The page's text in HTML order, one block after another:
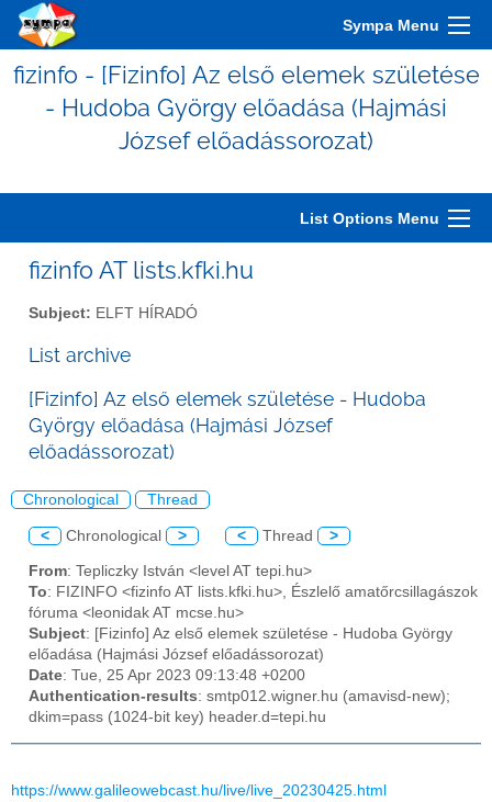
Sympa Menu
fizinfo - [Fizinfo] Az első elemek születése
- Hudoba György előadása (Hajmási
József előadássorozat)
List Options Menu
fizinfo AT lists.kfki.hu
Subject: ELFT HÍRADÓ
List archive
[Fizinfo] Az első elemek születése - Hudoba
György előadása (Hajmási József
előadássorozat)
Chronological Thread
< Chronological > < Thread >
From: Tepliczky István <level AT tepi.hu>
To: FIZINFO <fizinfo AT lists.kfki.hu>, Észlelő amatőrcsillagászok
fóruma <leonidak AT mcse.hu>
Subject: [Fizinfo] Az első elemek születése - Hudoba György
előadása (Hajmási József előadássorozat)
Date: Tue, 25 Apr 2023 09:13:48 +0200
Authentication-results: smtp012.wigner.hu (amavisd-new);
dkim=pass (1024-bit key) header.d=tepi.hu
https://www.galileowebcast.hu/live/live_20230425.html